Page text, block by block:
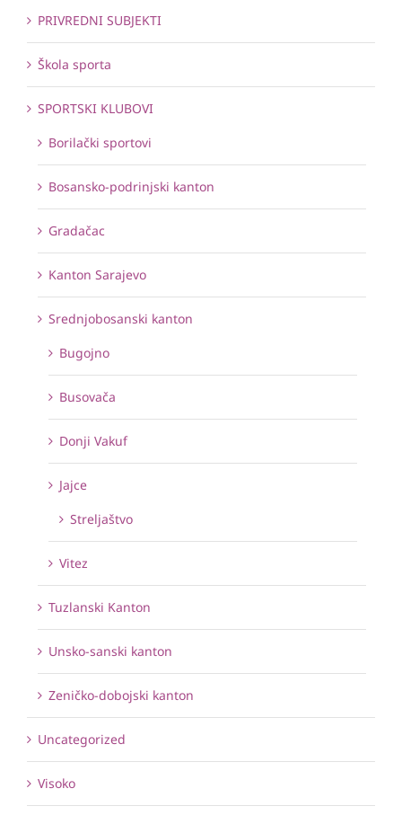
PRIVREDNI SUBJEKTI
Škola sporta
SPORTSKI KLUBOVI
Borilački sportovi
Bosansko-podrinjski kanton
Gradačac
Kanton Sarajevo
Srednjobosanski kanton
Bugojno
Busovača
Donji Vakuf
Jajce
Streljaštvo
Vitez
Tuzlanski Kanton
Unsko-sanski kanton
Zeničko-dobojski kanton
Uncategorized
Visoko